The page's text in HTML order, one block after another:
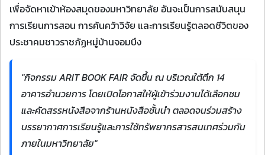
เพื่อจัดหาเข้าห้องสมุดของมหาวิทยาลัย อันจะเป็นการสนับสนุน
การเรียนการสอน การค้นคว้าวิจัย และการเรียนรู้ตลอดชีวิตของ
ประชาคมชาวราชภัฏหมู่บ้านจอมบึง
"กิจกรรม ARIT BOOK FAIR จัดขึ้น ณ บริเวณใต้ตึก 14
อาคารอำนวยการ โดยเปิดโอกาสให้ผู้เข้าร่วมงานได้เลือกชม
และคัดสรรหนังสือจากร้านหนังสือชั้นนำ ตลอดจนร่วมสร้าง
บรรยากาศการเรียนรู้และการใช้ทรัพยากรสารสนเทศร่วมกัน
ภายในมหาวิทยาลัย"